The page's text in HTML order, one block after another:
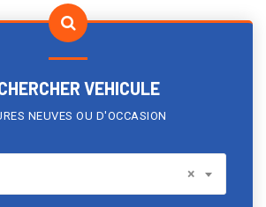
VEHICULE
NEUVES OU D'OCCASION
×